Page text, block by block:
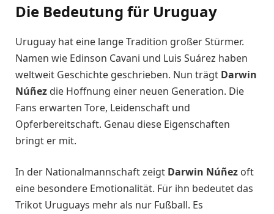
Die Bedeutung für Uruguay
Uruguay hat eine lange Tradition großer Stürmer.
Namen wie Edinson Cavani und Luis Suárez haben
weltweit Geschichte geschrieben. Nun trägt Darwin
Núñez die Hoffnung einer neuen Generation. Die
Fans erwarten Tore, Leidenschaft und
Opferbereitschaft. Genau diese Eigenschaften
bringt er mit.
In der Nationalmannschaft zeigt Darwin Núñez oft
eine besondere Emotionalität. Für ihn bedeutet das
Trikot Uruguays mehr als nur Fußball. Es